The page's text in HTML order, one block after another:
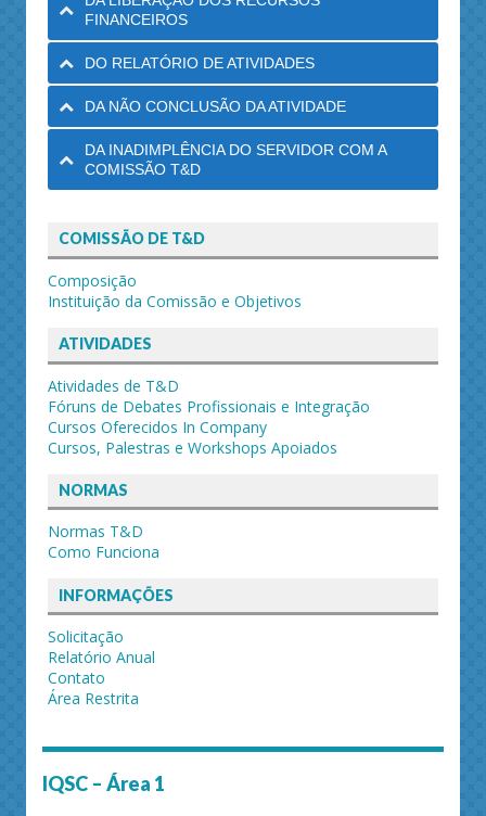
FINANCEIROS
DO RELATÓRIO DE ATIVIDADES
DA NÃO CONCLUSÃO DA ATIVIDADE
DA INADIMPLÊNCIA DO SERVIDOR COM A
COMISSÃO T&D
COMISSÃO DE T&D
Composição
Instituição da Comissão e Objetivos
ATIVIDADES
Atividades de T&D
Fóruns de Debates Profissionais e Integração
Cursos Oferecidos In Company
Cursos, Palestras e Workshops Apoiados
NORMAS
Normas T&D
Como Funciona
INFORMAÇÕES
Solicitação
Relatório Anual
Contato
Área Restrita
IQSC – Área 1